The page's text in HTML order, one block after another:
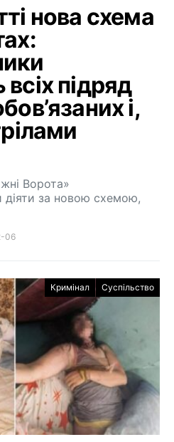
нова схема
підряд
і,
Ворота»
за новою схемою,
06
Кримінал Суспільство